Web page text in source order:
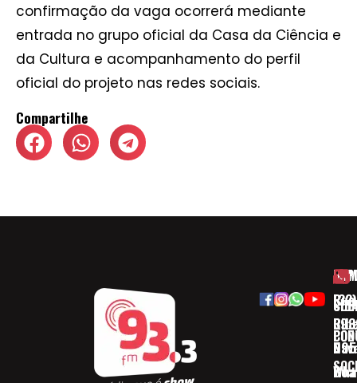
confirmação da vaga ocorrerá mediante
entrada no grupo oficial da Casa da Ciência e
da Cultura e acompanhamento do perfil
oficial do projeto nas redes sociais.
Compartilhe
(32)